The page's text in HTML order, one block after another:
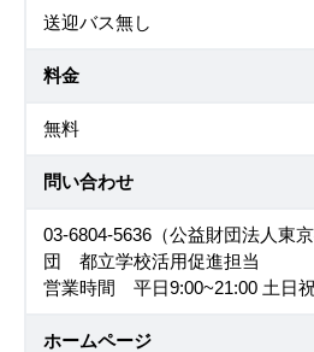
送迎バス無し
料金
無料
問い合わせ
03-6804-5636（公益財団法人東
団 都立学校活用促進担当
営業時間 平日9:00~21:00 土日祝
ホームページ